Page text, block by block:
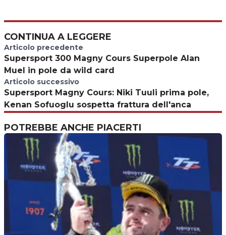
CONTINUA A LEGGERE
Articolo precedente
Supersport 300 Magny Cours Superpole Alan
Muel in pole da wild card
Articolo successivo
Supersport Magny Cours: Niki Tuuli prima pole,
Kenan Sofuoglu sospetta frattura dell'anca
POTREBBE ANCHE PIACERTI